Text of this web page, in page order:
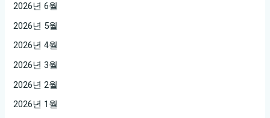
2026년 6월
2026년 5월
2026년 4월
2026년 3월
2026년 2월
2026년 1월